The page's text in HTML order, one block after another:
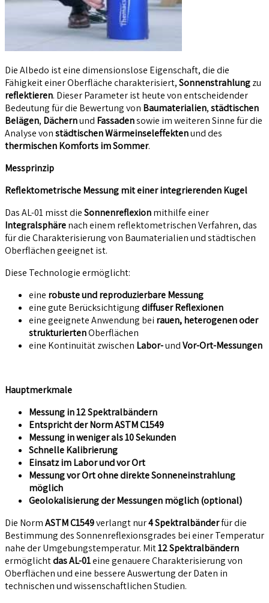
Die Albedo ist eine dimensionslose Eigenschaft, die die
Fähigkeit einer Oberfläche charakterisiert,Sonnenstrahlungzu
reflektieren. Dieser Parameter ist heute von entscheidender
Bedeutung für die Bewertung von Baumaterialien,städtischen
Belägen, Dächernund Fassadensowie im weiteren Sinne für die
Analyse vonstädtischen Wärmeinseleffektenund des
thermischen Komforts im Sommer.
Messprinzip
Reflektometrische Messung mit einer integrierenden Kugel
Das AL-01 misst dieSonnenreflexionmithilfe einer
Integralsphärenach einem reflektometrischen Verfahren, das
für die Charakterisierung von Baumaterialien und städtischen
Oberflächen geeignet ist.
Diese Technologie ermöglicht:
eine robuste und reproduzierbare Messung
eine gute Berücksichtigungdiffuser Reflexionen
eine geeignete Anwendung bei rauen, heterogenen oder
strukturiertenOberflächen
eine Kontinuität zwischen Labor-undVor-Ort-Messungen
Hauptmerkmale
Messung in 12 Spektralbändern
Entspricht der Norm ASTM C1549
Messung in weniger als 10 Sekunden
Schnelle Kalibrierung
Einsatz im Labor und vor Ort
Messung vor Ort ohne direkte Sonneneinstrahlung
möglich
Geolokalisierung der Messungen möglich (optional)
Die NormASTM C1549verlangt nur4 Spektralbänderfür die
Bestimmung des Sonnenreflexionsgrades bei einer Temperatur
nahe der Umgebungstemperatur. Mit12 Spektralbändern
ermöglichtdas AL-01eine genauere Charakterisierung von
Oberflächen und eine bessere Auswertung der Daten in
technischen und wissenschaftlichen Studien.